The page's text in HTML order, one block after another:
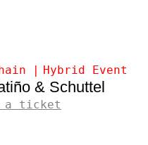
Hybrid Event
& Schuttel
a ticket